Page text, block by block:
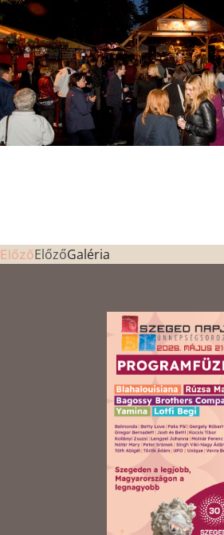
ElőzőElőzőGaléria